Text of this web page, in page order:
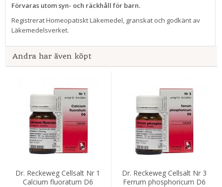
Förvaras utom syn- och räckhåll för barn.
Registrerat Homeopatiskt Läkemedel, granskat och godkänt av
Läkemedelsverket.
Andra har även köpt
Dr. Reckeweg Cellsalt Nr 1
Calcium fluoratum D6
Dr. Reckeweg Cellsalt Nr 3
Ferrum phosphoricum D6